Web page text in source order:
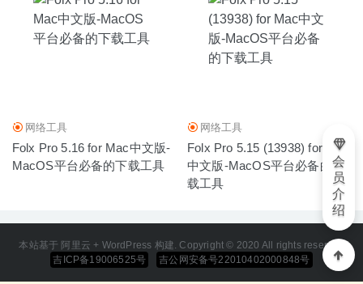
网络工具
Folx Pro 5.16 for Mac中文版-
MacOS平台必备的下载工具
网络工具
Folx Pro 5.15 (13938) for Mac
中文版-MacOS平台必备的下
载工具
本站基于 阿里云 + WordPress 构建. Copyright © 2020 All rights reserved
吉ICP备19006525号
吉公网安备号22010402000848号
会
员
介
绍